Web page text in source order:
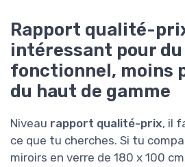
Rapport qualité-
intéressant pour du
fonctionnel, moins
du haut de gamme
Niveau rapport qualité-prix, il
ce que tu cherches. Si tu
miroirs en verre de 180 x 100